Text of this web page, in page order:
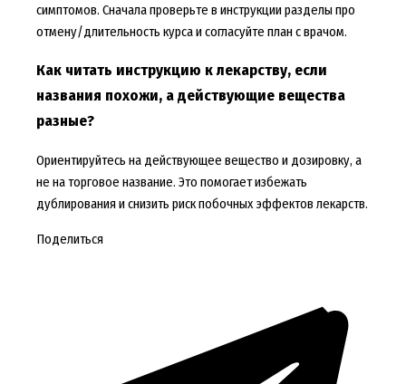
симптомов. Сначала проверьте в инструкции разделы про
отмену/длительность курса и согласуйте план с врачом.
Как читать инструкцию к лекарству, если
названия похожи, а действующие вещества
разные?
Ориентируйтесь на действующее вещество и дозировку, а
не на торговое название. Это помогает избежать
дублирования и снизить риск побочных эффектов лекарств.
Поделиться